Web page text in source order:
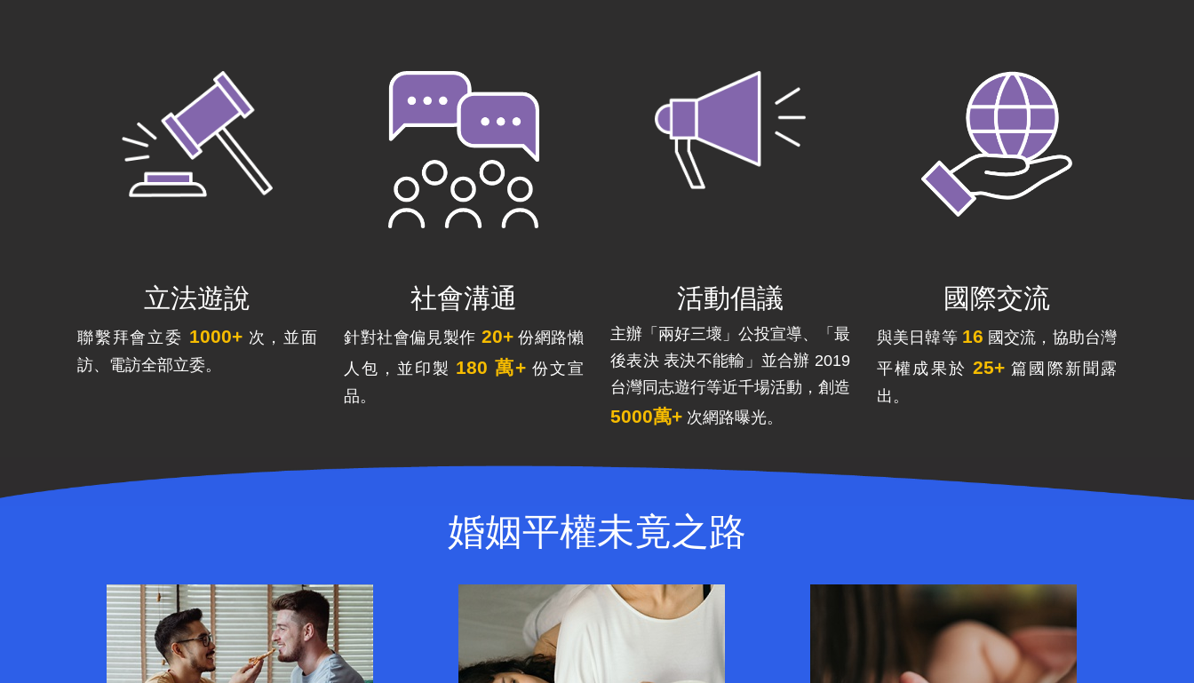
立法遊說
聯繫拜會立委 1000+次，並面
訪、電訪全部立委。
社會溝通
針對社會偏見製作 20+份網路懶
人包，並印製 180 萬+ 份文宣
品。
活動倡議
主辦「兩好三壞」公投宣導、「最
後表決 表決不能輸」並合辦 2019
台灣同志遊行等近千場活動，創造
5000萬+ 次網路曝光。
國際交流
與美日韓等 16 國交流，協助台灣
平權成果於 25+ 篇國際新聞露
出。
婚姻平權未竟之路